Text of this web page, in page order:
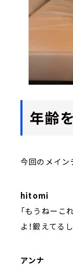
年齢
今回のメイン
hitomi
「もうねーこ
よ！鍛えてるし
アンナ